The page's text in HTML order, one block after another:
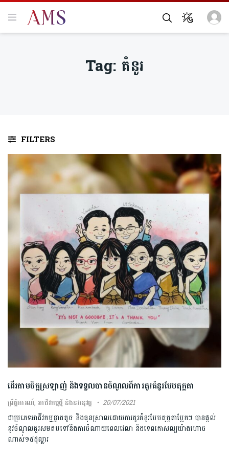
Tag: គំនូរ
FILTERS
ដើរតាមចិត្តស្រឡាញ់ និងទទួលបានចំណូលពីការគូរគំនូរបែបតុក្កតា
ព្រឹត្តិការណ៍, អាជីវកម្មថ្មី និងនវានុវត្ត 20/07/2021
ជាប្រភេទអាជីវកម្មខ្នាតតូច និងធុនស្រាលដោយការគូរគំនូរបែបតុក្កតាប្លែកៗ បានផ្តល់
នូវចំណូលគួរសមតបទៅនឹងការចំណាយពេលវេលា និងទេពកោសល្យយ៉ាងហោច
ណាស់១៥ដុល្លារ